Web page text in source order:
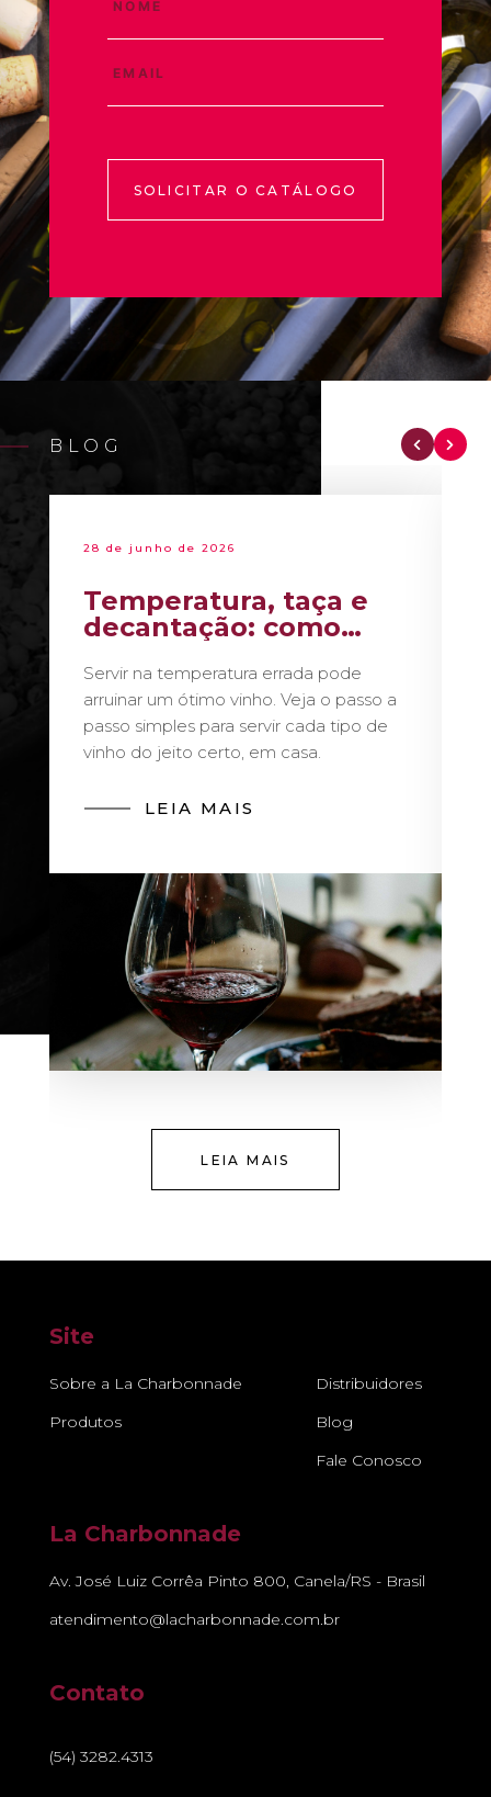
SOLICITAR O CATÁLOGO
BLOG
28 de junho de 2026
Temperatura, taça e
decantação: como
sommelier
Servir na temperatura errada pode
arruinar um ótimo vinho. Veja o passo a
passo simples para servir cada tipo de
vinho do jeito certo, em casa.
LEIA MAIS
LEIA MAIS
Site
Sobre a La Charbonnade
Produtos
Distribuidores
Blog
Fale Conosco
La Charbonnade
Av. José Luiz Corrêa Pinto 800, Canela/RS - Brasil
atendimento@lacharbonnade.com.br
Contato
(54) 3282.4313